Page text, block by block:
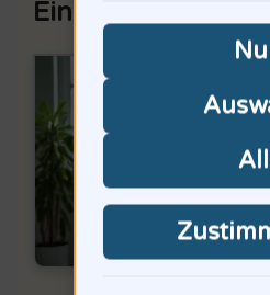
Einblicke in die